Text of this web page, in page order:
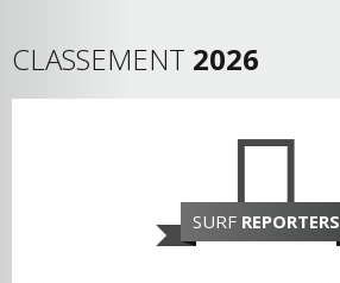
CLASSEMENT 2026
SURF REPORTERS